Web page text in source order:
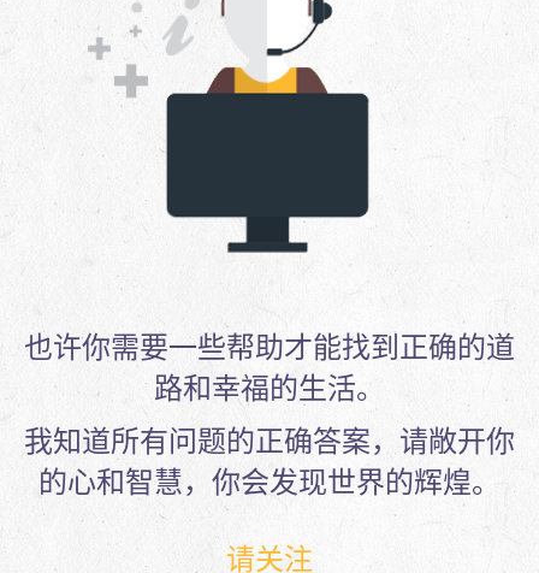
也许你需要一些帮助才能找到正确的道
路和幸福的生活。
我知道所有问题的正确答案，请敞开你
的心和智慧，你会发现世界的辉煌。
请关注